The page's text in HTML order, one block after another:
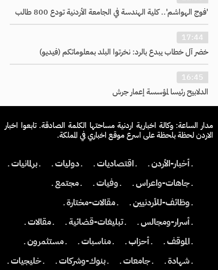
'فوج الهواشم'.. كلية الهندسة في الجامعة الأردنية تودع 800 طالب
17:44
خضر آل خطاب يبدع بالرد: نخرتوا البلد بمعلوماتكم (فيديو)
16:45
الدلابيح رئيسا لمؤسسة إعمار جرش
مدار الساعة: وكالة اخبارية اردنية مساحتها الكلمة الصادقة. تابعوا اخبار
الاردن لحظة بلحظة على اسرع موقع اخباري في المملكة.
ـ أخبار-الأردن ـ ـ اقتصاديات ـ ـ دوليات ـ
ـ برلمانيات ـ
ـ جاهات-واعراس ـ
ـ وفيات ـ
ـ مجتمع ـ
ـ وظائف-للأردنيين ـ
ـ مقالات-مختارة ـ
ـ أسرار-ومجالس ـ
ـ تبليغات-قضائية ـ
ـ مقالات ـ
ـ الموقف ـ
ـ أحزاب ـ ـ مناسبات ـ
ـ مستثمرون ـ
ـ شهادة ـ
ـ جامعات ـ ـ بنوك-وشركات ـ ـ خليجيات ـ